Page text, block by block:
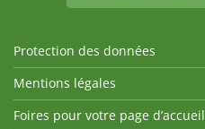
Protection des données
Mentions légales
Foires pour votre page d’accueil